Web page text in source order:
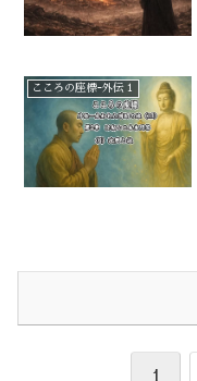
こころの座標ｰ外伝１
1